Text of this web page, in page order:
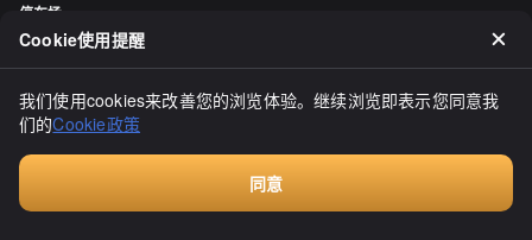
停车场
有
酒水
有日本清酒、有烧酒
评价（10）
3.50
Cookie使用提醒
我们使用cookies来改善您的浏览体验。继续浏览即表示您同意我
们的Cookie政策
同意